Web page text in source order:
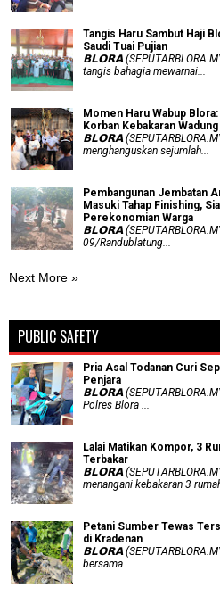
Tangis Haru Sambut Haji
Saudi Tuai Pujian
𝗕𝗟𝗢𝗥𝗔
tangis bahagia mewarnai...
Momen Haru Wabup
Korban Kebakaran
𝗕𝗟𝗢𝗥𝗔
menghanguskan sejumlah...
Pembangunan Jembatan
Masuki Tahap Finishing,
Perekonomian Warga
𝗕𝗟𝗢𝗥𝗔
09/Randublatung...
Next More »
PUBLIC SAFETY
Pria Asal Todanan Curi
Penjara
𝗕𝗟𝗢𝗥𝗔
Polres Blora ...
Lalai Matikan Kompor, 3
Terbakar
𝗕𝗟𝗢𝗥𝗔
menangani kebakaran 3
Petani Sumber Tewas
di Kradenan
𝗕𝗟𝗢𝗥𝗔
bersama...